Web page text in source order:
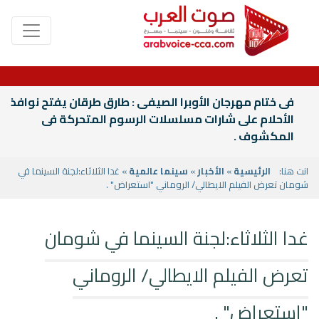
فى ختام مهرجان الأوبرا الصيفى : طارق طرقان يفتح نوافذ
الأحلام على شارات مسلسلات الرسوم المتحركة فى
المكشوف .
انت هنا: الرئيسية» الأخبار» سينما عالمية» غدا الثلاثاء:لجنة السينما في
شومان تعرض الفيلم الايطالي/ الروماني "استعراض" .
غدا الثلاثاء:لجنة السينما في شومان
تعرض الفيلم الايطالي/ الروماني